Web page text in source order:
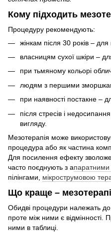
Кому підходить
Процедуру рекомендують:
жінкам після 30 років – для
власницям сухої шкіри –
при тьмяному кольорі
людям з першими
при наявності постакне –
після стресів і
вигляду.
Мезотерапія може
процедура або як частина
Для посилення ефекту
часто поєднують з а
пілінгами, мікрострумовою
Що краще –
Обидві процедури належать до
проте між ними є
ними в таблиці.